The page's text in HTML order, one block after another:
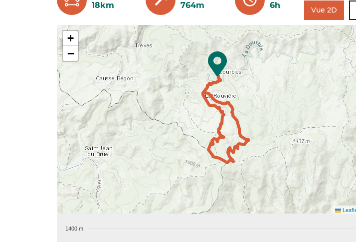
18km 764m 6h Vue 2D
+
−
1400 m